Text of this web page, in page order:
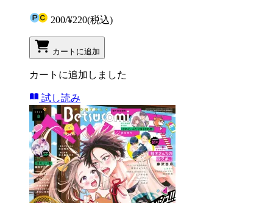
200/¥220(税込)
カートに追加
カートに追加しました
試し読み